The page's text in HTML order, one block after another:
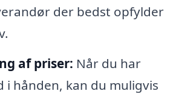
der bedst opfylder
af priser: Når du har
i hånden, kan du muligvis